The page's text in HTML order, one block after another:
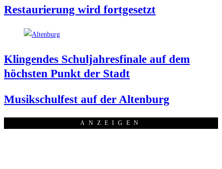
Restau­rie­rung wird fortgesetzt
Klin­gen­des Schul­jah­res­fi­na­le auf dem
höchs­ten Punkt der Stadt
Musik­schul­fest auf der Altenburg
ANZEI­GEN